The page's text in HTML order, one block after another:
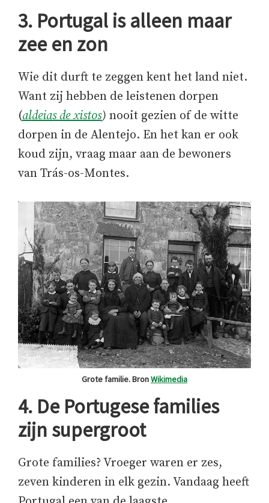
3. Portugal is alleen maar
zee en zon
Wie dit durft te zeggen kent het land niet.
Want zij hebben de leistenen dorpen
(aldeias de xistos) nooit gezien of de witte
dorpen in de Alentejo. En het kan er ook
koud zijn, vraag maar aan de bewoners
van Trás-os-Montes.
Grote familie. BronWikimedia
4. De Portugese families
zijn supergroot
Grote families? Vroeger waren er zes,
zeven kinderen in elk gezin. Vandaag heeft